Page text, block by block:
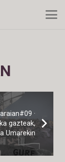
·
gazteak,
Umarekin